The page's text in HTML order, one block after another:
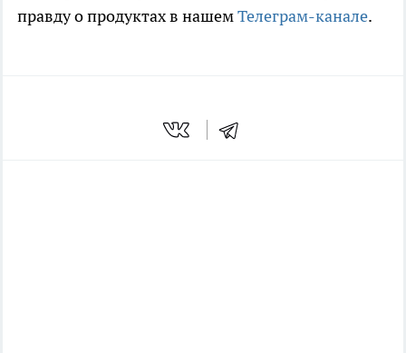
правду о продуктах в нашемТелеграм-канале.